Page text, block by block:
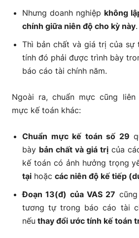
Nhưng doanh nghiệp không
chính giữa niên độ cho kỳ này.
Thì bản chất và giá trị của sự
tính đó phải được trình bày
báo cáo tài chính năm.
Ngoài ra, chuẩn mực cũng
mực kế toán khác:
Chuẩn mực kế toán số 29
bày bản chất và giá trị của
kế toán có ảnh hưởng trọng
tại hoặc các niên độ kế tiếp
Đoạn 13(đ) của VAS 27
tương tự trong báo cáo tài
nếu thay đổi ước tính kế toán